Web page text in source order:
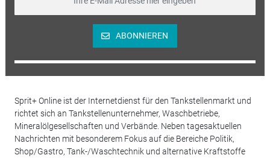
ABONNIEREN
Sprit+ Online ist der Internetdienst für den Tankstellenmarkt und
richtet sich an Tankstellenunternehmer, Waschbetriebe,
Mineralölgesellschaften und Verbände. Neben tagesaktuellen
Nachrichten mit besonderem Fokus auf die Bereiche Politik,
Shop/Gastro, Tank-/Waschtechnik und alternative Kraftstoffe